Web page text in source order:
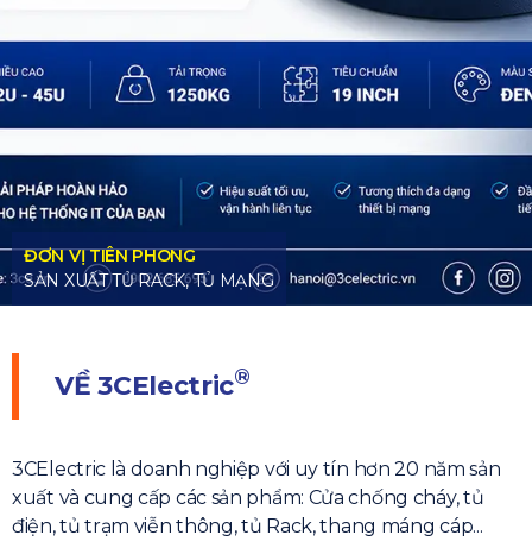
VỀ3CElectric®
3CElectric là doanh nghiệp với uy tín hơn 20 năm sản
xuất và cung cấp các sản phẩm: Cửa chống cháy, tủ
điện, tủ trạm viễn thông, tủ Rack, thang máng cáp...